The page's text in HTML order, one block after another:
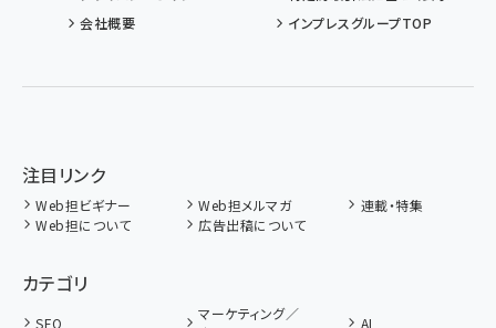
会社概要
インプレスグループTOP
注目リンク
Web担ビギナー Web担メルマガ
連載・特集
Web担について
広告出稿について
カテゴリ
SEO
マーケティング／
AI